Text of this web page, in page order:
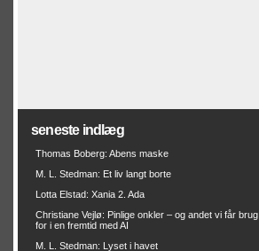
seneste indlæg
Thomas Boberg: Abens maske
M. L. Stedman: Et liv langt borte
Lotta Elstad: Xania 2. Ada
Christiane Vejlø: Pinlige onkler – og andet vi får brug
for i en fremtid med AI
M. L. Stedman: Lyset i havet